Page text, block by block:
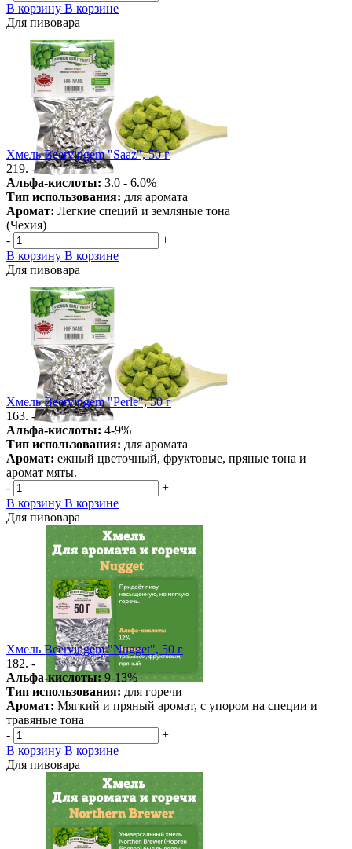
В корзину В корзине
Для пивовара
Хмель Beervingem "Saaz", 50 г
219. -
Альфа-кислоты: 3.0 - 6.0%
Тип использования: для аромата
Аромат: Легкие специй и земляные тона
(Чехия)
-
+
В корзину В корзине
Для пивовара
Хмель Beervingem "Perle", 50 г
163. -
Альфа-кислоты: 4-9%
Тип использования: для аромата
Аромат: ежный цветочный, фруктовые, пряные тона и
аромат мяты.
-
+
В корзину В корзине
Для пивовара
Хмель Beervingem "Nugget", 50 г
182. -
Альфа-кислоты: 9-13%
Тип использования: для горечи
Аромат: Мягкий и пряный аромат, с упором на специи и
травяные тона
-
+
В корзину В корзине
Для пивовара